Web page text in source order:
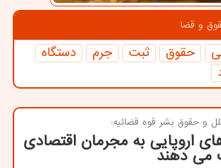
و قضا
حقوق ثبت جرم
دستگاه
و حقوق بشر قوه قضائیه:
اروپایی به مجرمان اقتصادی
می دهند